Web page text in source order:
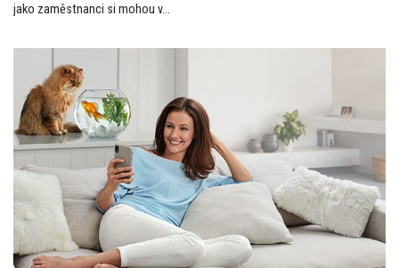
jako zaměstnanci si mohou v...